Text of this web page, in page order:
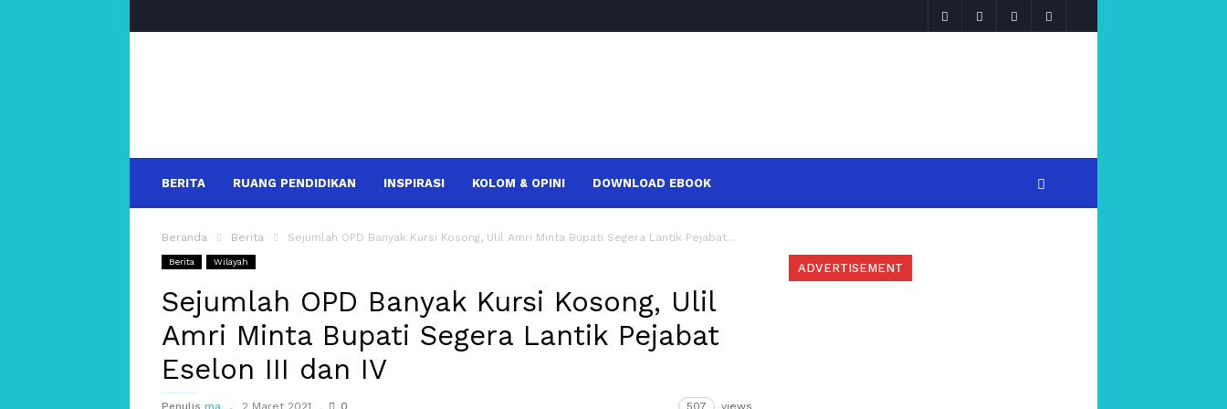
BERITA RUANG PENDIDIKAN INSPIRASI KOLOM & OPINI DOWNLOAD EBOOK
Beranda Berita Sejumlah OPD Banyak Kursi Kosong, Ulil Amri Minta Bupati Segera Lantik Pejabat...
Berita Wilayah
Sejumlah OPD Banyak Kursi Kosong, Ulil
Amri Minta Bupati Segera Lantik Pejabat
Eselon III dan IV
Penulis ma 2 Maret 2021 0 507 views
ADVERTISEMENT